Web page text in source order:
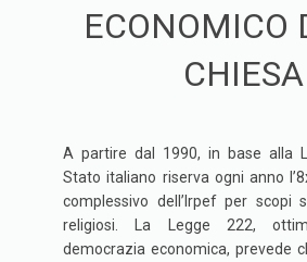
ECONOMICO
CHIESA
A partire dal 1990, in base alla
Stato italiano riserva ogni anno
complessivo dell’Irpef per scopi
religiosi. La Legge 222,
democrazia economica, prevede